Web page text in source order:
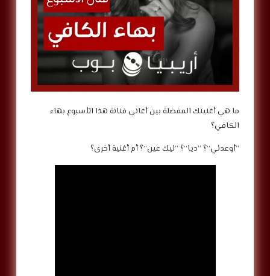
ما هي أغنيتك المفضلة بين أغاني فنانة هذا الأسبوع بهاء
الكافي؟
“أوعدني”؟ “ديا”؟ “ليك عين”؟ أم أغنية أخرى؟